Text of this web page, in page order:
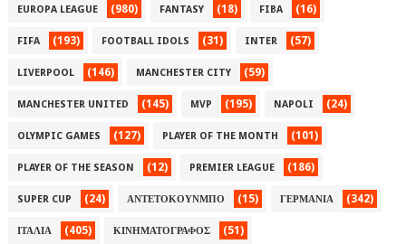
EUROPA LEAGUE (980) FANTASY (18) FIBA (16)
FIFA (193) FOOTBALL IDOLS (31) INTER (57)
LIVERPOOL (146) MANCHESTER CITY (59)
MANCHESTER UNITED (145) MVP (195) NAPOLI (24)
OLYMPIC GAMES (127) PLAYER OF THE MONTH (101)
PLAYER OF THE SEASON (12) PREMIER LEAGUE (186)
SUPER CUP (24) ΑΝΤΕΤΟΚΟΥΝΜΠΟ (15) ΓΕΡΜΑΝΙΑ (342)
ΙΤΑΛΙΑ (405) ΚΙΝΗΜΑΤΟΓΡΑΦΟΣ (51)